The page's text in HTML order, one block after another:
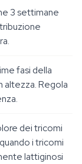
3 settimane
fasi della
altezza. Regola
dei tricomi
i tricomi
lattiginosi